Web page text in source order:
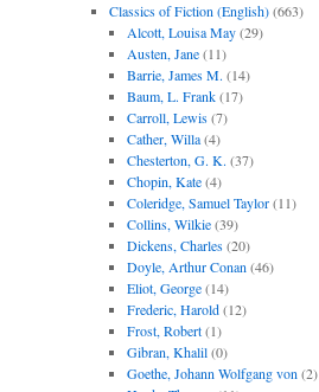
Classics of Fiction (English)(663)
Alcott, Louisa May(29)
Austen, Jane(11)
Barrie, James M. (14)
Baum, L. Frank(17)
Carroll, Lewis(7)
Cather, Willa(4)
Chesterton, G. K. (37)
Chopin, Kate(4)
Coleridge, Samuel Taylor(11)
Collins, Wilkie(39)
Dickens, Charles(20)
Doyle, Arthur Conan (46)
Eliot, George(14)
Frederic, Harold(12)
Frost, Robert(1)
Gibran, Khalil(0)
Goethe, Johann Wolfgang von (2)